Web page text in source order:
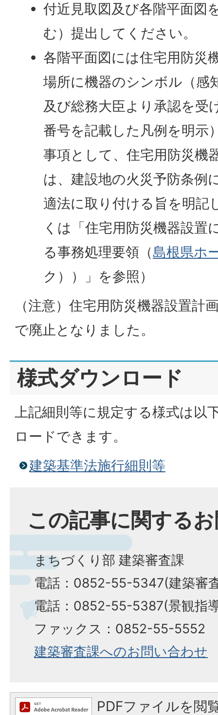
付近見取図及び各階平面図
む）提出してください。
各階平面図には住宅用防災
場所に機器のシンボル（感
及び総務大臣より承認を受
番号を記載した凡例を明示
事項として、住宅用防災機
は、建設地の火災予防条例
適法に取り付ける旨を明記
くは「住宅用防災機器設置
る事務処理要領（島根県ホ
ク）
）」を参照）
（注意）住宅用防災機器設置計
で廃止となりました。
様式ダウンロード
上記細則等に規定する様式は以
ロードできます。
建築基準法施行細則等
この記事に関する
まちづくり部 建築審査課
電話：0852-55-5347(建築審
電話：0852-55-5387(景観指
ファックス：0852-55-5552
建築審査課へのお問い合わせ
PDFファイルを閲